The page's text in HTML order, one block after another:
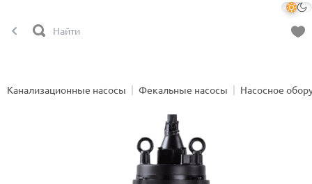
Канализационные насосы Фекальные насосы Насосное